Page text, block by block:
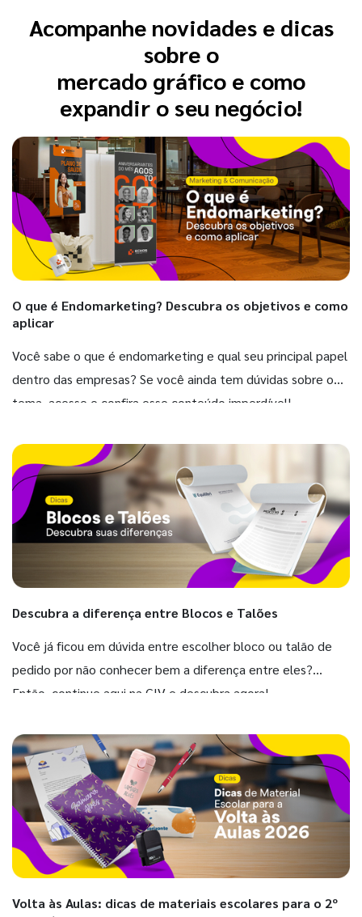
Acompanhe novidades e dicas
sobre o
mercado gráfico e como
expandir o seu negócio!
O que é Endomarketing? Descubra os objetivos e como
aplicar
Você sabe o que é endomarketing e qual seu principal papel
dentro das empresas? Se você ainda tem dúvidas sobre o
tema, acesse e confira esse conteúdo imperdível!
Descubra a diferença entre Blocos e Talões
Você já ficou em dúvida entre escolher bloco ou talão de
pedido por não conhecer bem a diferença entre eles?
Então, continue aqui na GIV e descubra agora!
Volta às Aulas: dicas de materiais escolares para o 2º